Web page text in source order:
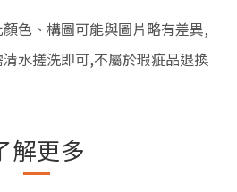
顏色、構圖可能與圖片略有差異,
水搓洗即可,不屬於瑕疵品退換
解更多